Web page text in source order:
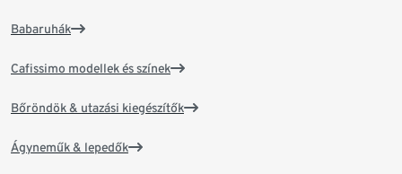
Babaruhák
Cafissimo modellek és színek
Bőröndök & utazási kiegészítők
Ágyneműk & lepedők